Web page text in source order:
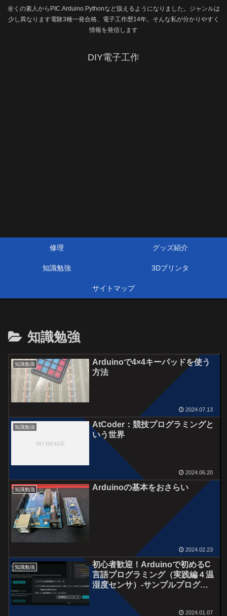
全くの素人からPIC.Arduino.Pythonなど扱えるようになりました。ジャンルは
少し異なります電験3種一発合格、電子工作歴14年。そんな私が分かりやすく
情報を発信します
DIY電子工作
修理 グッズ紹介
知識勉強 3Dプリンタ
サイトマップ
知識勉強
知識勉強
Arduinoで4×4キーパッドを使う
方法
2024.07.13
知識勉強
AtCoder：競技プログラミングと
いう世界
2024.06.20
知識勉強 Arduinoの基本をおさらい
2024.02.23
知識勉強
初心者歓迎！Arduinoで初めるC
言語プログラミング（実践編４温
湿度センサ）‐サンプルプログラ
ムあり！
2024.01.07